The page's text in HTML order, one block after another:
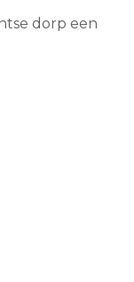
dorp een